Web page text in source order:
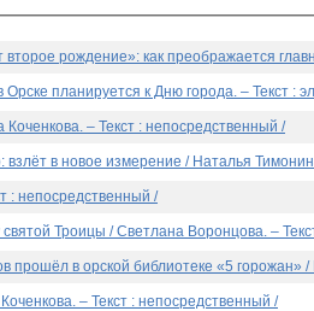
рождение»: как преображается
планируется к Дню города. – Текст :
Коченкова. – Текст : непосредственный /
в новое измерение / Наталья
: непосредственный /
Троицы / Светлана Воронцова. –
прошёл в орской библиотеке «5 горожан»
– Текст : непосредственный /